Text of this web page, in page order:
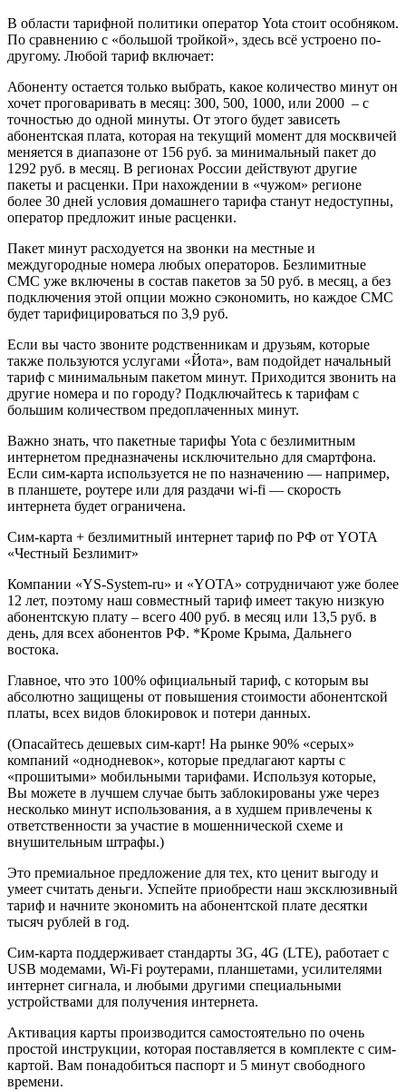
В области тарифной политики оператор Yota стоит особняком.
По сравнению с «большой тройкой», здесь всё устроено по-
другому. Любой тариф включает:
Абоненту остается только выбрать, какое количество минут он
хочет проговаривать в месяц: 300, 500, 1000, или 2000 – с
точностью до одной минуты. От этого будет зависеть
абонентская плата, которая на текущий момент для москвичей
меняется в диапазоне от 156 руб. за минимальный пакет до
1292 руб. в месяц. В регионах России действуют другие
пакеты и расценки. При нахождении в «чужом» регионе
более 30 дней условия домашнего тарифа станут недоступны,
оператор предложит иные расценки.
Пакет минут расходуется на звонки на местные и
междугородные номера любых операторов. Безлимитные
СМС уже включены в состав пакетов за 50 руб. в месяц, а без
подключения этой опции можно сэкономить, но каждое СМС
будет тарифицироваться по 3,9 руб.
Если вы часто звоните родственникам и друзьям, которые
также пользуются услугами «Йота», вам подойдет начальный
тариф с минимальным пакетом минут. Приходится звонить на
другие номера и по городу? Подключайтесь к тарифам с
большим количеством предоплаченных минут.
Важно знать, что пакетные тарифы Yota с безлимитным
интернетом предназначены исключительно для смартфона.
Если сим-карта используется не по назначению — например,
в планшете, роутере или для раздачи wi-fi — скорость
интернета будет ограничена.
Сим-карта + безлимитный интернет тариф по РФ от YOTA
«Честный Безлимит»
Компании «YS-System-ru» и «YOTA» сотрудничают уже более
12 лет, поэтому наш совместный тариф имеет такую низкую
абонентскую плату – всего 400 руб. в месяц или 13,5 руб. в
день, для всех абонентов РФ. *Кроме Крыма, Дальнего
востока.
Главное, что это 100% официальный тариф, с которым вы
абсолютно защищены от повышения стоимости абонентской
платы, всех видов блокировок и потери данных.
(Опасайтесь дешевых сим-карт! На рынке 90% «серых»
компаний «однодневок», которые предлагают карты с
«прошитыми» мобильными тарифами. Используя которые,
Вы можете в лучшем случае быть заблокированы уже через
несколько минут использования, а в худшем привлечены к
ответственности за участие в мошеннической схеме и
внушительным штрафы.)
Это премиальное предложение для тех, кто ценит выгоду и
умеет считать деньги. Успейте приобрести наш эксклюзивный
тариф и начните экономить на абонентской плате десятки
тысяч рублей в год.
Сим-карта поддерживает стандарты 3G, 4G (LTE), работает с
USB модемами, Wi-Fi роутерами, планшетами, усилителями
интернет сигнала, и любыми другими специальными
устройствами для получения интернета.
Активация карты производится самостоятельно по очень
простой инструкции, которая поставляется в комплекте с сим-
картой. Вам понадобиться паспорт и 5 минут свободного
времени.